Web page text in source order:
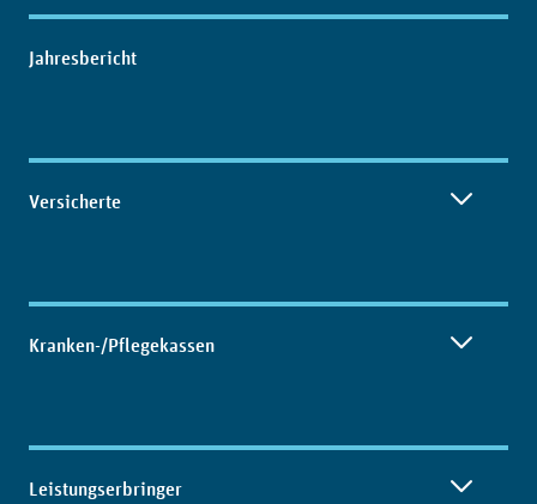
Inhaltsübersicht
Jahresbericht
Versicherte
Kranken-/Pflegekassen
Leistungserbringer